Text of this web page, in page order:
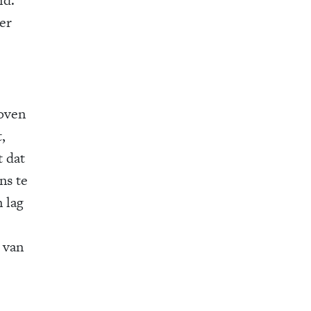
dat
te
lag